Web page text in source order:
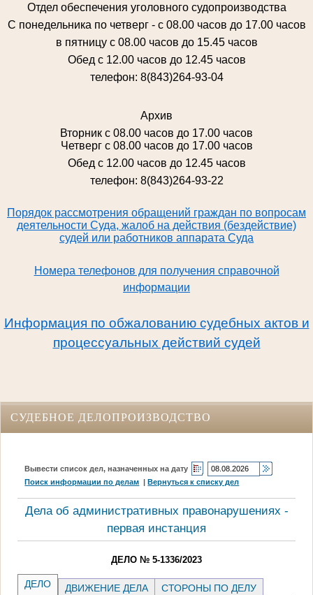
Отдел обеспечения уголовного судопроизводства
С понедельника по четверг - с 08.00 часов до 17.00 часов
в пятницу с 08.00 часов до 15.45 часов
Обед с 12.00 часов до 12.45 часов
телефон: 8(843)264-93-04
Архив
Вторник с 08.00 часов до 17.00 часов
Четверг с 08.00 часов до 17.00 часов
Обед с 12.00 часов до 12.45 часов
телефон: 8(843)264-93-22
Порядок рассмотрения обращений граждан по вопросам
деятельности Суда, жалоб на действия (бездействие)
судей или работников аппарата Суда
Номера телефонов для получения справочной
информации
Информация по обжалованию судебных актов и
процессуальных действий судей
СУДЕБНОЕ ДЕЛОПРОИЗВОДСТВО
Вывести список дел, назначенных на дату
Поиск информации по делам |Вернуться к списку дел
Дела об административных правонарушениях -
первая инстанция
ДЕЛО № 5-1336/2023
ДЕЛО ДВИЖЕНИЕ ДЕЛА СТОРОНЫ ПО ДЕЛУ